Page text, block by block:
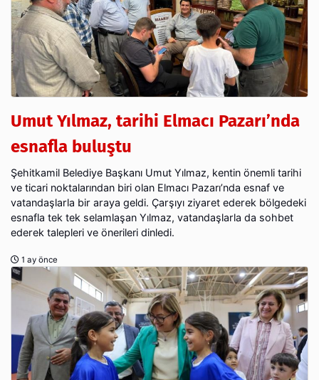
Umut Yılmaz, tarihi Elmacı Pazarı’nda
esnafla buluştu
Şehitkamil Belediye Başkanı Umut Yılmaz, kentin önemli tarihi
ve ticari noktalarından biri olan Elmacı Pazarı’nda esnaf ve
vatandaşlarla bir araya geldi. Çarşıyı ziyaret ederek bölgedeki
esnafla tek tek selamlaşan Yılmaz, vatandaşlarla da sohbet
ederek talepleri ve önerileri dinledi.
1 ay önce